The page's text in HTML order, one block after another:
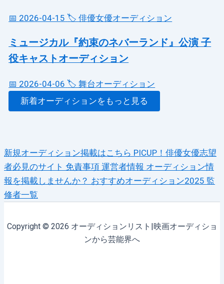
📅 2026-04-15 🏷️ 俳優女優オーディション
ミュージカル『約束のネバーランド』公演 子
役キャストオーディション
📅 2026-04-06 🏷️ 舞台オーディション
新着オーディションをもっと見る
新規オーディション掲載はこちら PICUP！俳優女優志望
者必見のサイト 免責事項 運営者情報 オーディション情
報を掲載しませんか？ おすすめオーディション2025 監
修者一覧
Copyright © 2026 オーディションリスト|映画オーディショ
ンから芸能界へ